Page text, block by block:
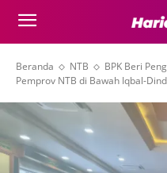
Beranda NTB
BPK Beri
Pemprov NTB di Bawah Iqbal-